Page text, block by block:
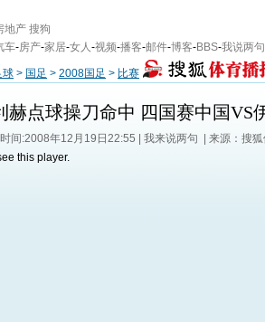
地产 搜狗
车-房产-家居-女人-视频-播客-邮件-博客-BBS-我说两句
球 > 国足 > 2008国足 > 比赛
赫点球操刀命中 四国赛中国VS
间:2008年12月19日22:55 | 我来说两句
| 来源：搜
this player.